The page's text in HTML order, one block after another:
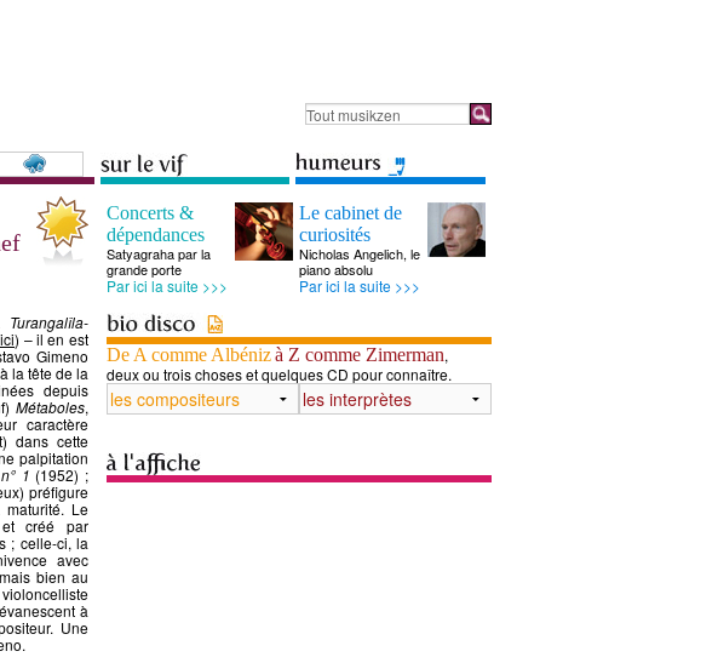
Turangalîla-
) – il en est
Gimeno
la tête de la
depuis
Métaboles,
caractère
dans cette
palpitation
1 (1952) ;
préfigure
Le
créé par
; celle-ci, la
avec
bien au
à
Une
Gimeno.
Concerts &
dépendances
Satyagraha par la
grande porte
Par ici la suite >>>
Le cabinet de
curiosités
Nicholas Angelich, le
piano absolu
Par ici la suite >>>
De A comme Albénizà Z comme Zimerman,
deux ou trois choses et quelques CD pour connaître.